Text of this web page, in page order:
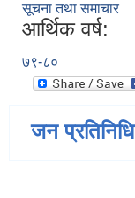
सूचना तथा समाचार
आर्थिक वर्ष:
७९-८०
जन प्रतिनिधि